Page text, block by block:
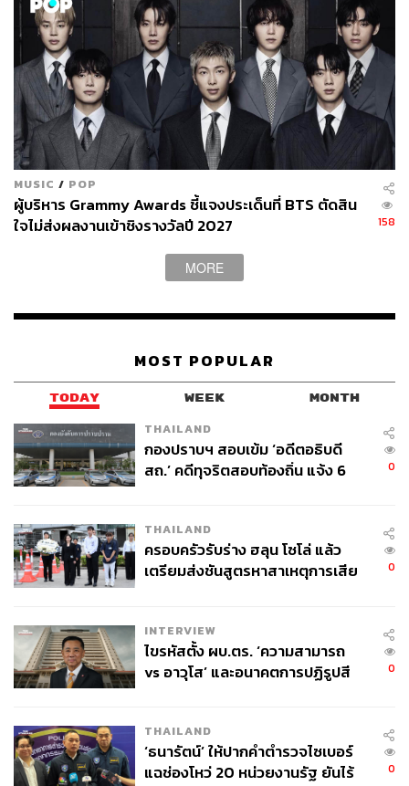
MUSIC / POP
ผู้บริหาร Grammy Awards ชี้แจงประเด็นที่ BTS ตัดสิน
ใจไม่ส่งผลงานเข้าชิงรางวัลปี 2027
158
MORE
MOST POPULAR
TODAY WEEK MONTH
THAILAND
กองปราบฯ สอบเข้ม ‘อดีตอธิบดี
สถ.’ คดีทุจริตสอบท้องถิ่น แจ้ง 6
0
THAILAND
ครอบครัวรับร่าง ฮลุน โซโล่ แล้ว
เตรียมส่งชันสูตรหาสาเหตุการเสีย
0
INTERVIEW
ไขรหัสตั้ง ผบ.ตร. ‘ความสามารถ
vs อาวุโส’ และอนาคตการปฏิรูปสี
0
THAILAND
‘ธนารัตน์’ ให้ปากคำตำรวจไซเบอร์
แฉช่องโหว่ 20 หน่วยงานรัฐ ยันไร้
0